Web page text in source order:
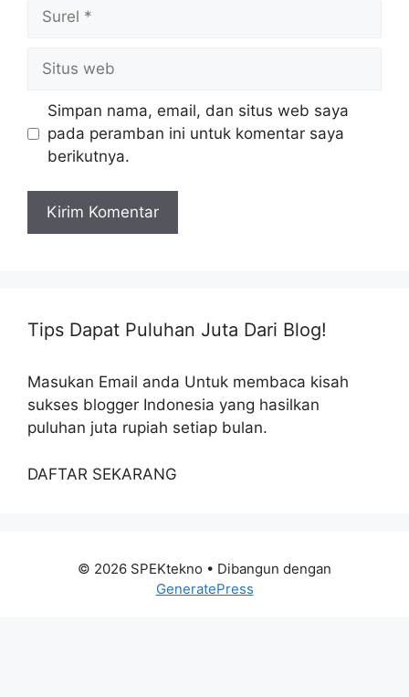
web
Simpan nama, email, dan situs web saya
pada peramban ini untuk komentar saya
berikutnya.
Tips Dapat Puluhan Juta Dari Blog!
Masukan Email anda Untuk membaca kisah
sukses blogger Indonesia yang hasilkan
puluhan juta rupiah setiap bulan.
DAFTAR SEKARANG
© 2026 SPEKtekno • Dibangun dengan
GeneratePress